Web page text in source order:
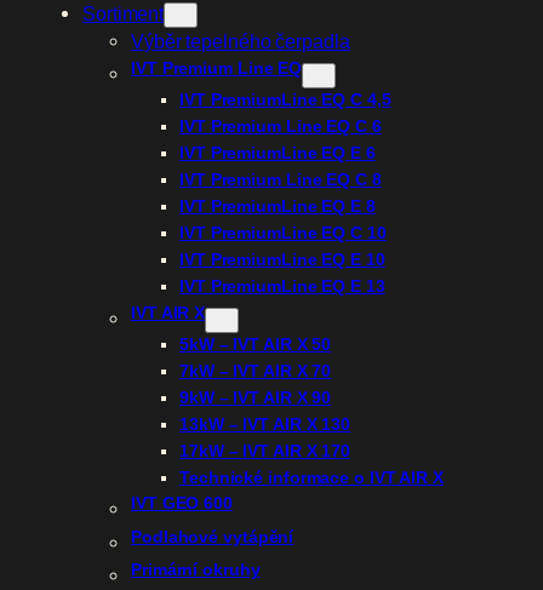
Sortiment
Výběr tepelného čerpadla
IVT Premium Line EQ
IVT PremiumLine EQ C 4,5
IVT Premium Line EQ C 6
IVT PremiumLine EQ E 6
IVT Premium Line EQ C 8
IVT PremiumLine EQ E 8
IVT PremiumLine EQ C 10
IVT PremiumLine EQ E 10
IVT PremiumLine EQ E 13
IVT AIR X
5kW – IVT AIR X 50
7kW – IVT AIR X 70
9kW – IVT AIR X 90
13kW – IVT AIR X 130
17kW – IVT AIR X 170
Technické informace o IVT AIR X
IVT GEO 600
Podlahové vytápění
Primární okruhy